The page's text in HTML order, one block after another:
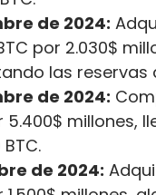
de 2024:
por 2.030$
las reservas
de 2024:
5.400$ millones,
de 2024: